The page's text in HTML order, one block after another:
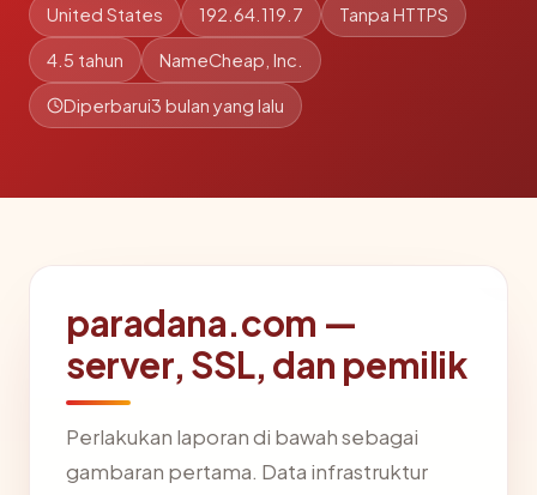
United States 192.64.119.7 Tanpa HTTPS
4.5 tahun NameCheap, Inc.
Diperbarui3 bulan yang lalu
paradana.com —
server, SSL, dan pemilik
Perlakukan laporan di bawah sebagai
gambaran pertama. Data infrastruktur